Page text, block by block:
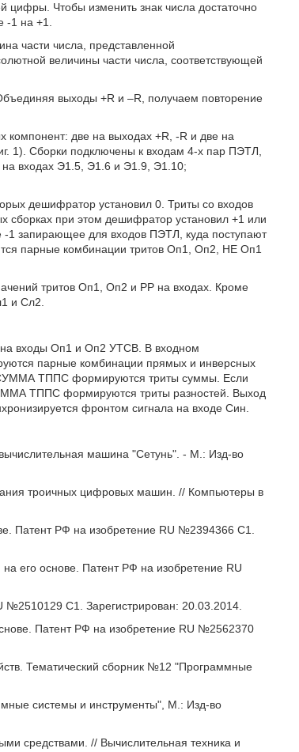
цифры. Чтобы изменить знак числа достаточно
-1 на +1.
части числа, представленной
величины части числа, соответствующей
выходы +R и –R, получаем повторение
две на выходах +R, -R и две на
1). Сборки подключены к входам 4-х пар ПЭТЛ,
входах Э1.5, Э1.6 и Э1.9, Э1.10;
дешифратор установил 0. Триты со входов
при этом дешифратор установил +1 или
1 запирающее для входов ПЭТЛ, куда поступают
парные комбинации тритов Оп1, Оп2, НЕ Оп1
тритов Оп1, Оп2 и РР на входах. Кроме
и Сл2.
на входы Оп1 и Оп2 УТСВ. В входном
парные комбинации прямых и инверсных
ТППС формируются триты суммы. Если
ТППС формируются триты разностей. Выход
фронтом сигнала на входе Син.
машина "Сетунь". - М.: Изд-во
троичных цифровых машин. // Компьютеры в
Патент РФ на изобретение RU №2394366 С1.
его основе. Патент РФ на изобретение RU
C1. Зарегистрирован: 20.03.2014.
Патент РФ на изобретение RU №2562370
Тематический сборник №12 "Программные
системы и инструменты", М.: Изд-во
средствами. // Вычислительная техника и